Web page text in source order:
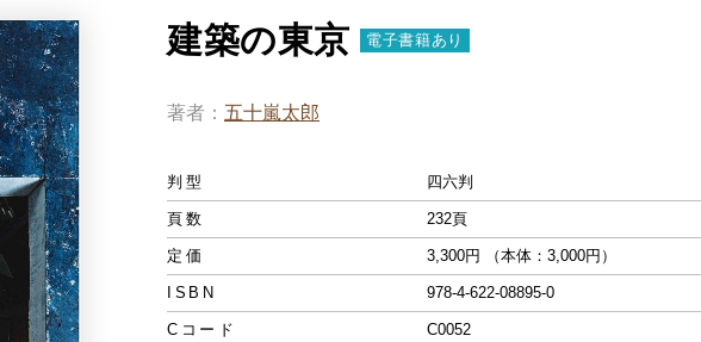
建築の東京 電子書籍あり
著者 五十嵐太郎
判型 四六判
頁数 232頁
定価 3,300円 （本体：3,000円）
ISBN 978-4-622-08895-0
Cコード C0052